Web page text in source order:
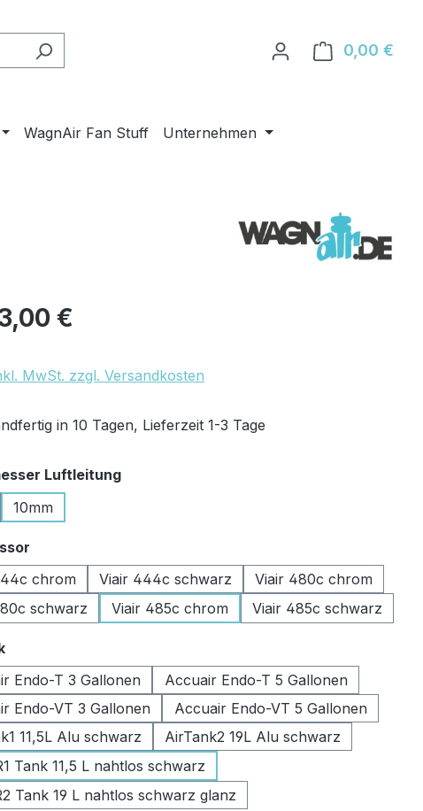
0,00 €
WagnAir Fan Stuff Unternehmen
Preis: €
MwSt. zzgl. Versandkosten
in 10 Tagen, Lieferzeit 1-3 Tage
Luftleitungauswählen
10mm
chrom
Viair 444c schwarz
Viair 480c chrom
schwarz
Viair 485c chrom Viair 485c schwarz
auswählen
Endo-T 3 Gallonen
Accuair Endo-T 5 Gallonen
Endo-VT 3 Gallonen
Accuair Endo-VT 5 Gallonen
11,5L Alu schwarz
AirTank2 19L Alu schwarz
Tank 11,5 L nahtlos schwarz
Tank 19 L nahtlos schwarz glanz